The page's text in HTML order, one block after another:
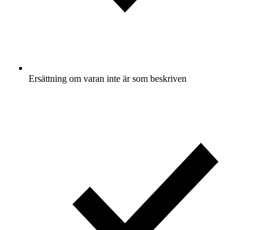
Ersättning om varan inte är som beskriven